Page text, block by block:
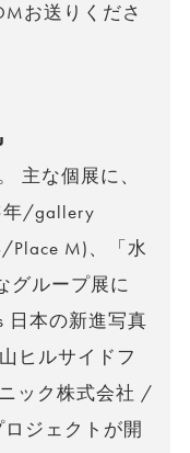
お送りくださ
主な個展に、
年/gallery
Place M)、「水
グループ展に
日本の新進写真
ヒルサイドフ
ック株式会社 /
ジェクトが開